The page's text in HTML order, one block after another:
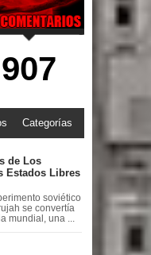
907
Categorías
de Los
Estados Libres
soviético
se convertía
mundial, una ...